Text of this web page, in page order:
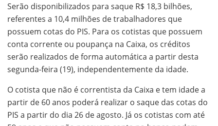
Serão disponibilizados para saque R$ 18,3 bilhões,
referentes a 10,4 milhões de trabalhadores que
possuem cotas do PIS. Para os cotistas que possuem
conta corrente ou poupança na Caixa, os créditos
serão realizados de forma automática a partir desta
segunda-feira (19), independentemente da idade.
O cotista que não é correntista da Caixa e tem idade a
partir de 60 anos poderá realizar o saque das cotas do
PIS a partir do dia 26 de agosto. Já os cotistas com até